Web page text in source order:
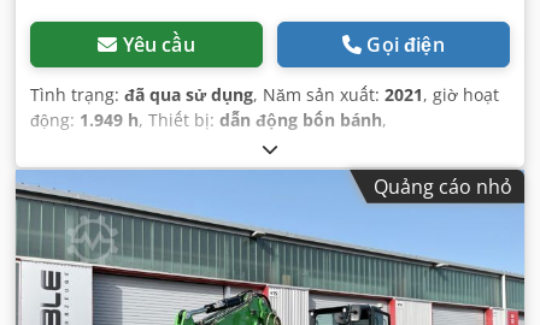
Yêu cầu Gọi điện
Tình trạng: đã qua sử dụng, Năm sản xuất: 2021, giờ hoạt
động: 1.949 h, Thiết bị: dẫn động bốn bánh,
Quảng cáo nhỏ